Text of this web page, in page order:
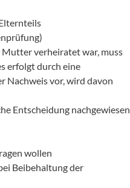
verheiratet war, muss
erfolgt durch eine
Nachweis vor, wird davon
Entscheidung nachgewiesen
wollen
Beibehaltung der